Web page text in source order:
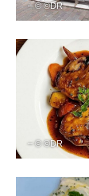
– © ©DR
– © ©DR